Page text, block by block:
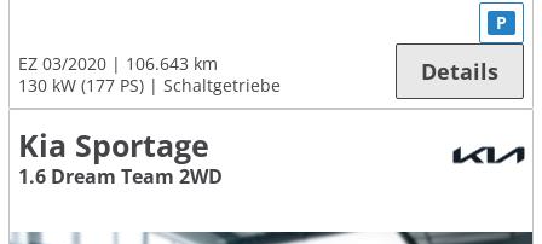
EZ 03/2020
106.643 km
130 kW (177 PS)
Schaltgetriebe
P
Details
Kia Sportage
1.6 Dream Team 2WD